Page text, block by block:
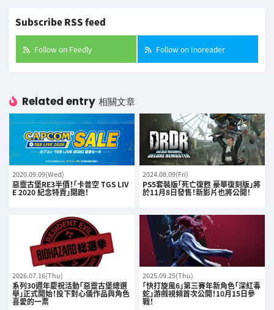
Subscribe RSS feed
Follow on Feedly Follow on Inoreader
Related entry 相關文章
2020.09.09(Wed)
惡靈古堡RE3半價！「卡普空 TGS LIV
E 2020 紀念特賣」開跑！
2024.08.09(Fri)
PS5套裝版「死亡復甦 豪華復刻版」將
於11月8日發售！新影片也將公開！
2026.07.16(Thu)
系列30週年慶祝活動「惡靈古堡總選
舉」正式開始！投下對心儀作品與角色
喜愛的一票
2025.09.25(Thu)
「快打旋風6」第三賽年新角色「深紅毒
蛇」游戲視頻首次公開！10月15日參
戰！